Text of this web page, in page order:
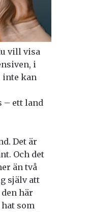
vill visa
i
inte kan
– ett land
Det är
Och det
än två
själv att
här
som